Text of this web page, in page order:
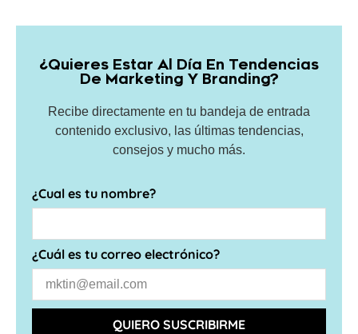
¿Quieres Estar Al Día En Tendencias
De Marketing Y Branding?
Recibe directamente en tu bandeja de entrada
contenido exclusivo, las últimas tendencias,
consejos y mucho más.
¿Cual es tu nombre?
¿Cuál es tu correo electrónico?
QUIERO SUSCRIBIRME